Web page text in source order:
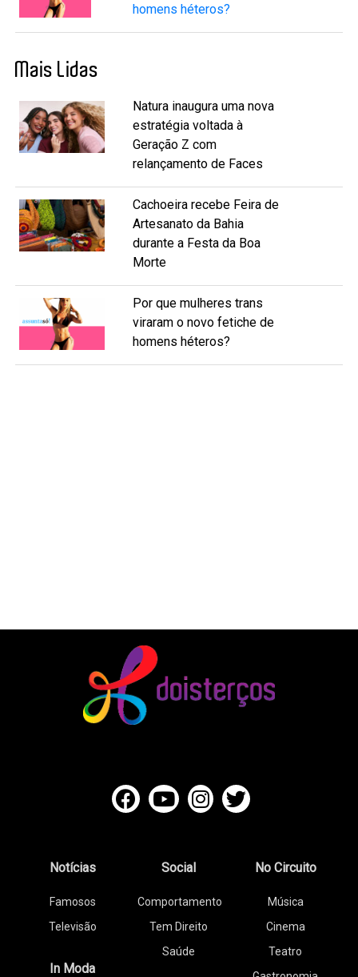
homens héteros?
Mais Lidas
Natura inaugura uma nova
estratégia voltada à
Geração Z com
relançamento de Faces
Cachoeira recebe Feira de
Artesanato da Bahia
durante a Festa da Boa
Morte
Por que mulheres trans
viraram o novo fetiche de
homens héteros?
Notícias
Famosos
Televisão
In Moda
Social
Comportamento
Tem Direito
Saúde
No Circuito
Música
Cinema
Teatro